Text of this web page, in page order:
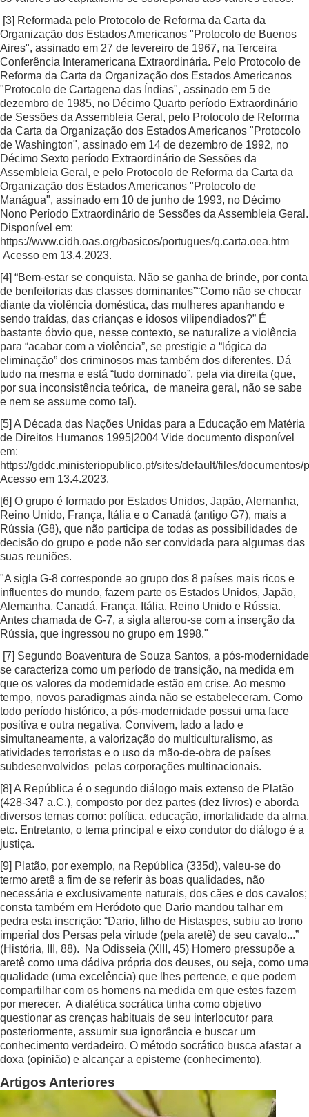
[3] Reformada pelo Protocolo de Reforma da Carta da
Organização dos Estados Americanos "Protocolo de Buenos
Aires", assinado em 27 de fevereiro de 1967, na Terceira
Conferência Interamericana Extraordinária. Pelo Protocolo de
Reforma da Carta da Organização dos Estados Americanos
"Protocolo de Cartagena das Índias", assinado em 5 de
dezembro de 1985, no Décimo Quarto período Extraordinário
de Sessões da Assembleia Geral, pelo Protocolo de Reforma
da Carta da Organização dos Estados Americanos "Protocolo
de Washington", assinado em 14 de dezembro de 1992, no
Décimo Sexto período Extraordinário de Sessões da
Assembleia Geral, e pelo Protocolo de Reforma da Carta da
Organização dos Estados Americanos "Protocolo de
Manágua", assinado em 10 de junho de 1993, no Décimo
Nono Período Extraordinário de Sessões da Assembleia Geral.
Disponível em:
https://www.cidh.oas.org/basicos/portugues/q.carta.oea.htm
Acesso em 13.4.2023.
[4] “Bem-estar se conquista. Não se ganha de brinde, por conta
de benfeitorias das classes dominantes”“Como não se chocar
diante da violência doméstica, das mulheres apanhando e
sendo traídas, das crianças e idosos vilipendiados?” É
bastante óbvio que, nesse contexto, se naturalize a violência
para “acabar com a violência”, se prestigie a “lógica da
eliminação” dos criminosos mas também dos diferentes. Dá
tudo na mesma e está “tudo dominado”, pela via direita (que,
por sua inconsistência teórica, de maneira geral, não se sabe
e nem se assume como tal).
[5] A Década das Nações Unidas para a Educação em Matéria
de Direitos Humanos 1995|2004 Vide documento disponível
em:
https://gddc.ministeriopublico.pt/sites/default/files/
Acesso em 13.4.2023.
[6] O grupo é formado por Estados Unidos, Japão, Alemanha,
Reino Unido, França, Itália e o Canadá (antigo G7), mais a
Rússia (G8), que não participa de todas as possibilidades de
decisão do grupo e pode não ser convidada para algumas das
suas reuniões.
"A sigla G-8 corresponde ao grupo dos 8 países mais ricos e
influentes do mundo, fazem parte os Estados Unidos, Japão,
Alemanha, Canadá, França, Itália, Reino Unido e Rússia.
Antes chamada de G-7, a sigla alterou-se com a inserção da
Rússia, que ingressou no grupo em 1998."
[7] Segundo Boaventura de Souza Santos, a pós-modernidade
se caracteriza como um período de transição, na medida em
que os valores da modernidade estão em crise. Ao mesmo
tempo, novos paradigmas ainda não se estabeleceram. Como
todo período histórico, a pós-modernidade possui uma face
positiva e outra negativa. Convivem, lado a lado e
simultaneamente, a valorização do multiculturalismo, as
atividades terroristas e o uso da mão-de-obra de países
subdesenvolvidos pelas corporações multinacionais.
[8] A República é o segundo diálogo mais extenso de Platão
(428-347 a.C.), composto por dez partes (dez livros) e aborda
diversos temas como: política, educação, imortalidade da alma,
etc. Entretanto, o tema principal e eixo condutor do diálogo é a
justiça.
[9] Platão, por exemplo, na República (335d), valeu-se do
termo aretê a fim de se referir às boas qualidades, não
necessária e exclusivamente naturais, dos cães e dos cavalos;
consta também em Heródoto que Dario mandou talhar em
pedra esta inscrição: “Dario, filho de Histaspes, subiu ao trono
imperial dos Persas pela virtude (pela aretê) de seu cavalo...”
(História, III, 88). Na Odisseia (XIII, 45) Homero pressupõe a
aretê como uma dádiva própria dos deuses, ou seja, como uma
qualidade (uma excelência) que lhes pertence, e que podem
compartilhar com os homens na medida em que estes fazem
por merecer. A dialética socrática tinha como objetivo
questionar as crenças habituais de seu interlocutor para
posteriormente, assumir sua ignorância e buscar um
conhecimento verdadeiro. O método socrático busca afastar a
doxa (opinião) e alcançar a episteme (conhecimento).
Artigos Anteriores